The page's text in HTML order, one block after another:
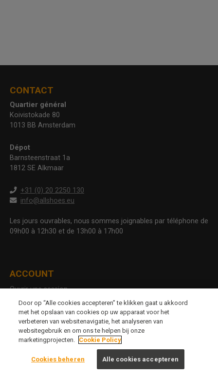
CONTACT
Quartier général
Koivistokade 80
1013 BB Amsterdam
Dépot
Barnsteenstraat 1a
1812 SE Alkmaar
+31 (0) 20 2250 130
info@allshoes.eu
Les jours ouvrables, nous sommes joignables par téléphone de
09h00 à 12h30 et de 13h00 à 17h00
ACCOUNT
Ouvrir une session
Créer un compte
Téléchargements
Retourner
Demander une liste de prix
Door op “Alle cookies accepteren” te klikken gaat u akkoord
met het opslaan van cookies op uw apparaat voor het
verbeteren van websitenavigatie, het analyseren van
websitegebruik en om ons te helpen bij onze
marketingprojecten. Cookie Policy
Cookies beheren Alle cookies accepteren